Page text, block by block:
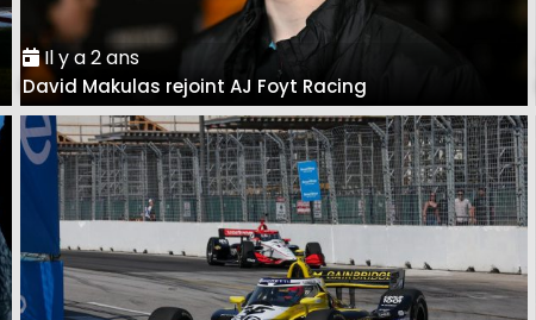
Il y a 2 ans
David Makulas rejoint AJ Foyt Racing